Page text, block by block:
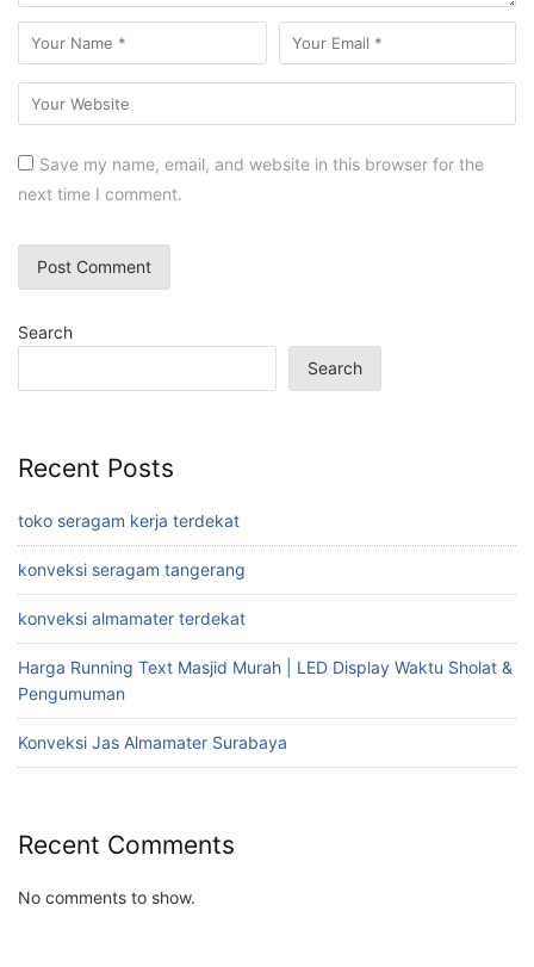
Save my name, email, and website in this browser for the
next time I comment.
Search
Search
Recent Posts
toko seragam kerja terdekat
konveksi seragam tangerang
konveksi almamater terdekat
Harga Running Text Masjid Murah | LED Display Waktu Sholat &
Pengumuman
Konveksi Jas Almamater Surabaya
Recent Comments
No comments to show.